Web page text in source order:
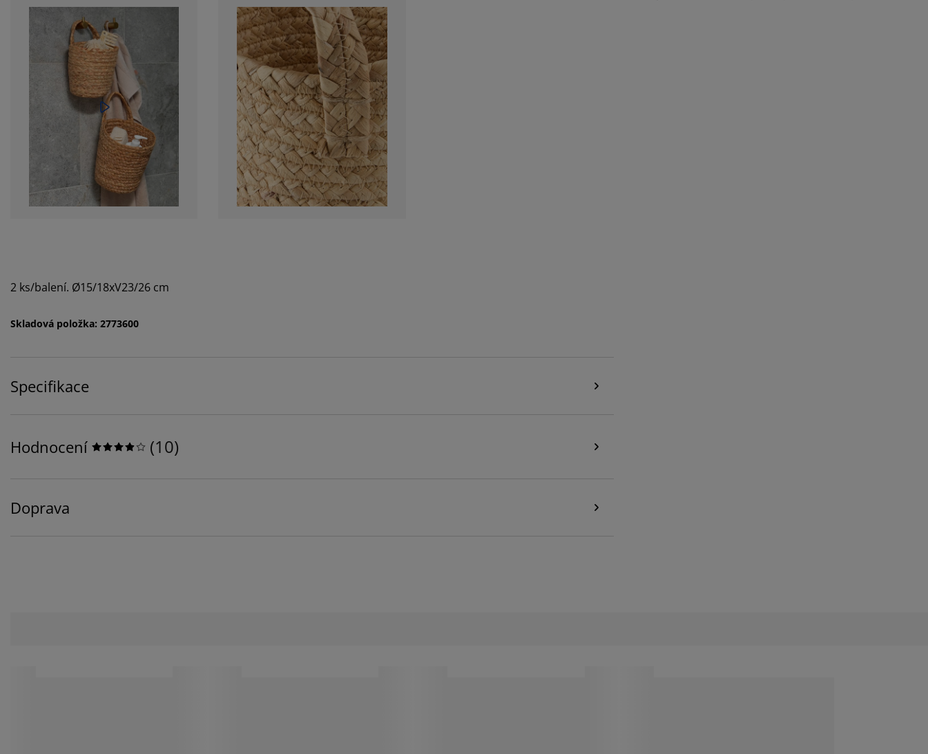
2 ks/balení. Ø15/18xV23/26 cm
Skladová položka: 2773600
Specifikace
Hodnocení (10)
Doprava